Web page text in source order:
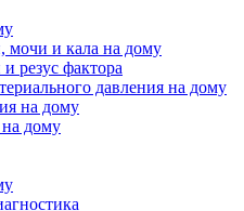
мочи и кала на дому
резус фактора
давления на дому
на дому
дому